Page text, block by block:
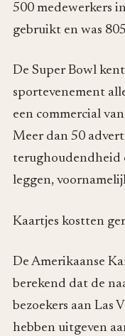
500 medewerkers
gebruikt en was
De Super Bowl
sportevenement
een commercial
Meer dan 50
terughoudendheid
leggen,
Kaartjes kostten
De Amerikaanse
berekend dat de
bezoekers aan Las
hebben uitgeven